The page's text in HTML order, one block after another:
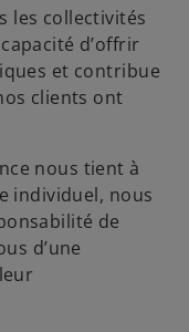
les collectivités
d’offrir
et contribue
clients ont
nous tient à
individuel, nous
de
d’une